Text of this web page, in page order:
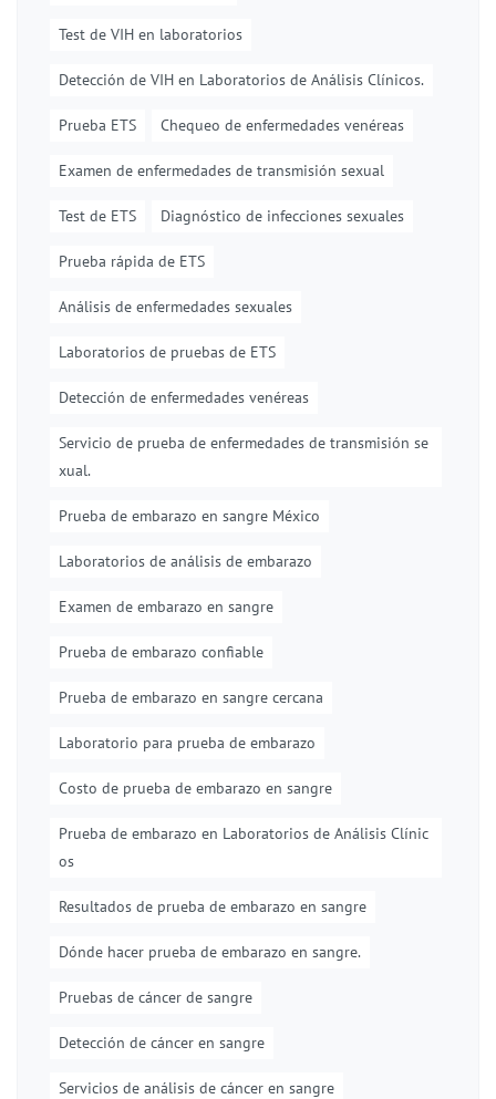
Test de VIH en laboratorios
Detección de VIH en Laboratorios de Análisis Clínicos.
Prueba ETS Chequeo de enfermedades venéreas
Examen de enfermedades de transmisión sexual
Test de ETS Diagnóstico de infecciones sexuales
Prueba rápida de ETS
Análisis de enfermedades sexuales
Laboratorios de pruebas de ETS
Detección de enfermedades venéreas
Servicio de prueba de enfermedades de transmisión se
xual.
Prueba de embarazo en sangre México
Laboratorios de análisis de embarazo
Examen de embarazo en sangre
Prueba de embarazo confiable
Prueba de embarazo en sangre cercana
Laboratorio para prueba de embarazo
Costo de prueba de embarazo en sangre
Prueba de embarazo en Laboratorios de Análisis Clínic
os
Resultados de prueba de embarazo en sangre
Dónde hacer prueba de embarazo en sangre.
Pruebas de cáncer de sangre
Detección de cáncer en sangre
Servicios de análisis de cáncer en sangre